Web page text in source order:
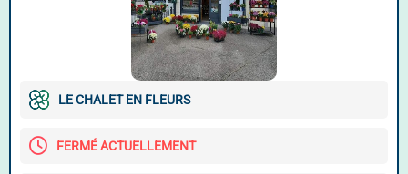
LE CHALET EN FLEURS
FERMÉ ACTUELLEMENT